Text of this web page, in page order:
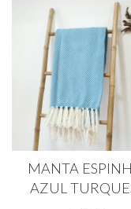
MANTA
AZUL